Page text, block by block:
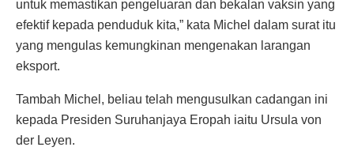
untuk memastikan pengeluaran dan bekalan vaksin yang
efektif kepada penduduk kita,” kata Michel dalam surat itu
yang mengulas kemungkinan mengenakan larangan
eksport.
Tambah Michel, beliau telah mengusulkan cadangan ini
kepada Presiden Suruhanjaya Eropah iaitu Ursula von
der Leyen.